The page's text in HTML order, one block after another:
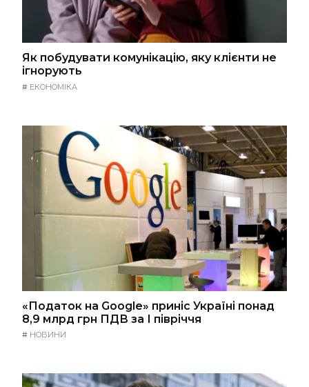
Як побудувати комунікацію, яку клієнти не
ігнорують
# ЕКОНОМІКА
«Податок на Google» приніс Україні понад
8,9 млрд грн ПДВ за І півріччя
# НОВИНИ